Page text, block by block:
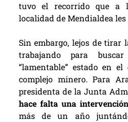
tuvo el recorrido que a
localidad de Mendialdea
Sin embargo, lejos de tirar
trabajando para
“lamentable” estado en
complejo minero. Para
presidenta de la Junta
hace falta una
más de un año